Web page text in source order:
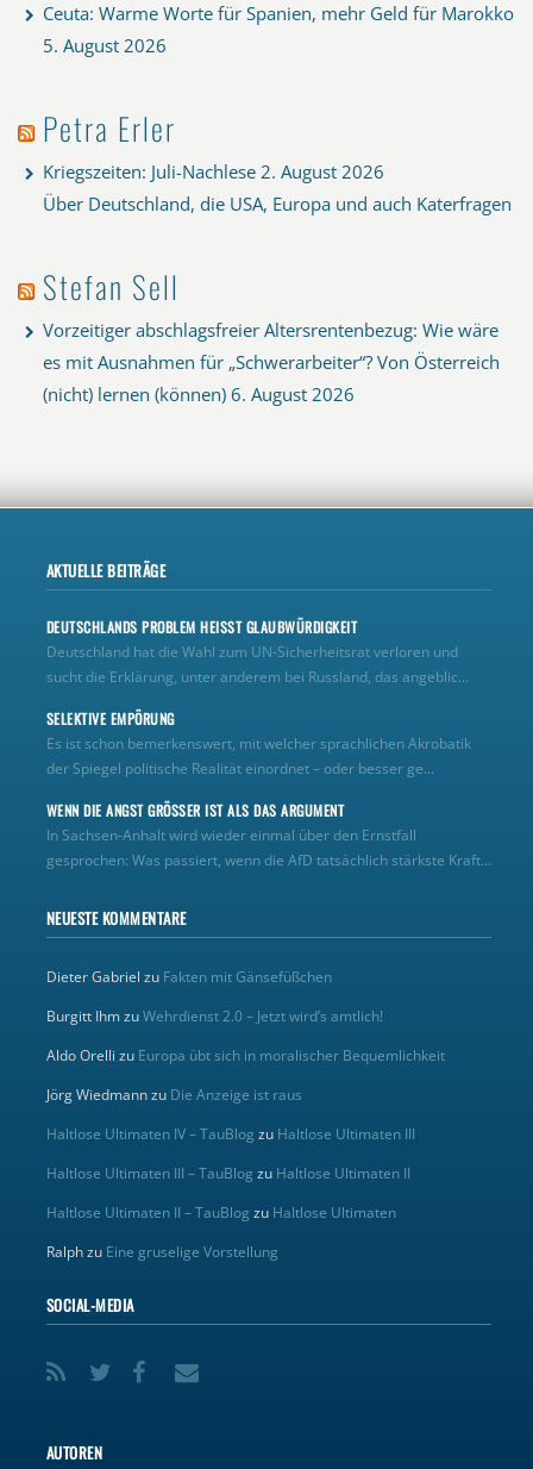
Ceuta: Warme Worte für Spanien, mehr Geld für Marokko
5. August 2026
Petra Erler
Kriegszeiten: Juli-Nachlese 2. August 2026
Über Deutschland, die USA, Europa und auch Katerfragen
Stefan Sell
Vorzeitiger abschlagsfreier Altersrentenbezug: Wie wäre
es mit Ausnahmen für „Schwerarbeiter“? Von Österreich
(nicht) lernen (können) 6. August 2026
AKTUELLE BEITRÄGE
DEUTSCHLANDS PROBLEM HEISST GLAUBWÜRDIGKEIT
Deutschland hat die Wahl zum UN‑Sicherheitsrat verloren und
sucht die Erklärung, unter anderem bei Russland, das angeblic...
SELEKTIVE EMPÖRUNG
Es ist schon bemerkenswert, mit welcher sprachlichen Akrobatik
der Spiegel politische Realität einordnet – oder besser ge...
WENN DIE ANGST GRÖSSER IST ALS DAS ARGUMENT
In Sachsen-Anhalt wird wieder einmal über den Ernstfall
gesprochen: Was passiert, wenn die AfD tatsächlich stärkste Kraft...
NEUESTE KOMMENTARE
Dieter Gabriel zu Fakten mit Gänsefüßchen
Burgitt IhmzuWehrdienst 2.0 – Jetzt wird’s amtlich!
Aldo Orelli zu Europa übt sich in moralischer Bequemlichkeit
Jörg Wiedmannzu Die Anzeige ist raus
Haltlose Ultimaten IV – TauBlog zu Haltlose Ultimaten III
Haltlose Ultimaten III – TauBlog zu Haltlose Ultimaten II
Haltlose Ultimaten II – TauBlog zu Haltlose Ultimaten
Ralphzu Eine gruselige Vorstellung
SOCIAL-MEDIA
AUTOREN